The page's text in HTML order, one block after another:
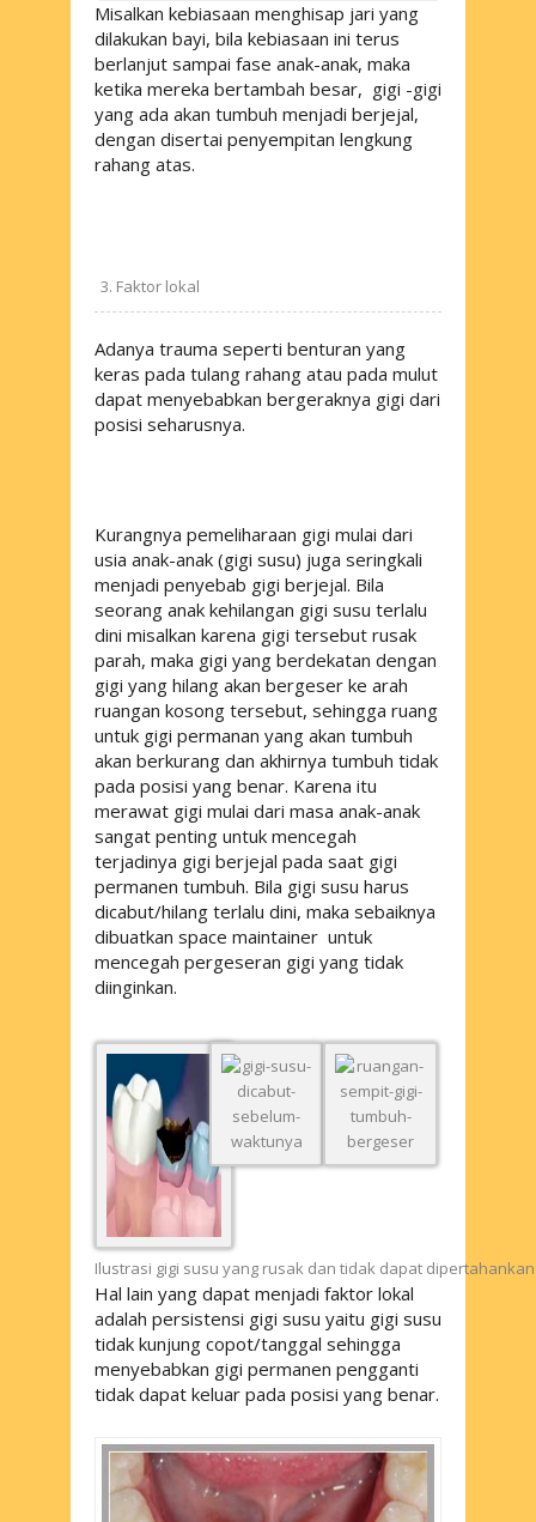
Misalkan kebiasaan menghisap jari yang
dilakukan bayi, bila kebiasaan ini terus
berlanjut sampai fase anak-anak, maka
ketika mereka bertambah besar, gigi -gigi
yang ada akan tumbuh menjadi berjejal,
dengan disertai penyempitan lengkung
rahang atas.
Faktor lokal
Adanya trauma seperti benturan yang
keras pada tulang rahang atau pada mulut
dapat menyebabkan bergeraknya gigi dari
posisi seharusnya.
Kurangnya pemeliharaan gigi mulai dari
usia anak-anak (gigi susu) juga seringkali
menjadi penyebab gigi berjejal. Bila
seorang anak kehilangan gigi susu terlalu
dini misalkan karena gigi tersebut rusak
parah, maka gigi yang berdekatan dengan
gigi yang hilang akan bergeser ke arah
ruangan kosong tersebut, sehingga ruang
untuk gigi permanan yang akan tumbuh
akan berkurang dan akhirnya tumbuh tidak
pada posisi yang benar. Karena itu
merawat gigi mulai dari masa anak-anak
sangat penting untuk mencegah
terjadinya gigi berjejal pada saat gigi
permanen tumbuh. Bila gigi susu harus
dicabut/hilang terlalu dini, maka sebaiknya
dibuatkan space maintainer untuk
mencegah pergeseran gigi yang tidak
diinginkan.
Ilustrasi gigi susu yang rusak dan tidak dapat
Hal lain yang dapat menjadi faktor lokal
adalah persistensi gigi susu yaitu gigi susu
tidak kunjung copot/tanggal sehingga
menyebabkan gigi permanen pengganti
tidak dapat keluar pada posisi yang benar.